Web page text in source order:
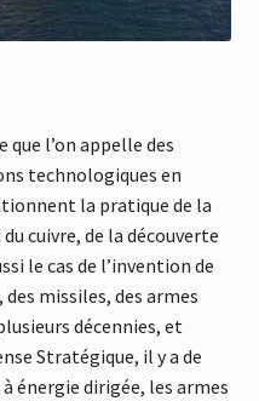
l’on appelle des
technologiques en
la pratique de la
cuivre, de la découverte
le cas de l’invention de
missiles, des armes
décennies, et
Stratégique, il y a de
énergie dirigée, les armes